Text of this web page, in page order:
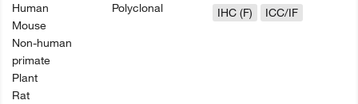
Human
Mouse
Non-human
primate
Plant
Rat
Polyclonal
IHC (F)
ICC/IF